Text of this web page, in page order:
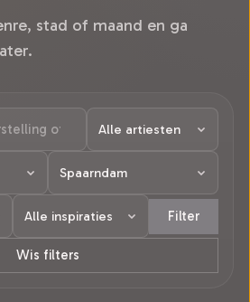
stad of maand en ga
Filter
Wis filters